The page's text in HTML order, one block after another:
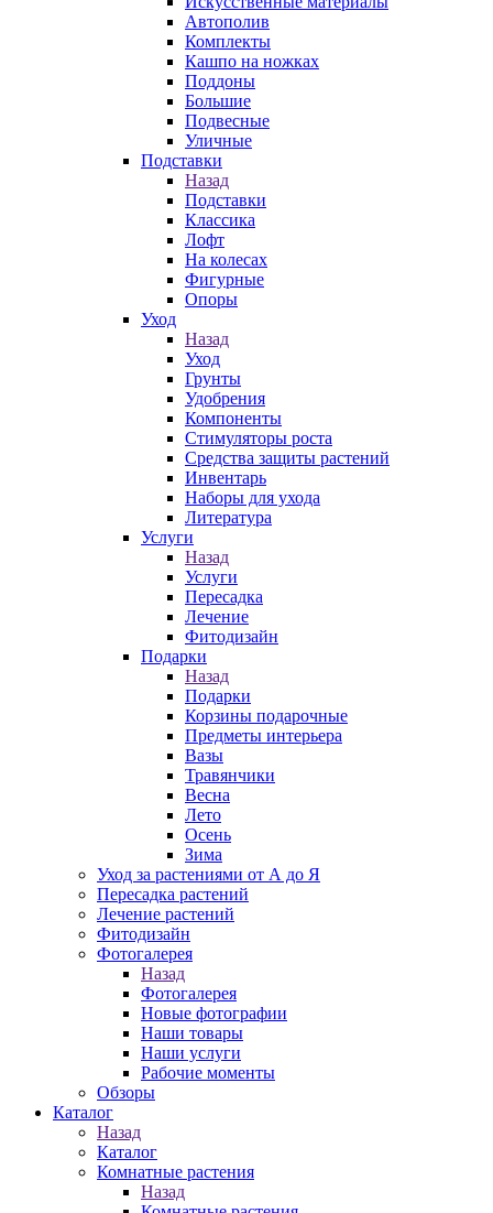
Автополив
Комплекты
Кашпо на ножках
Поддоны
Большие
Подвесные
Уличные
Подставки
Назад
Подставки
Классика
Лофт
На колесах
Фигурные
Опоры
Уход
Назад
Уход
Грунты
Удобрения
Компоненты
Стимуляторы роста
Средства защиты растений
Инвентарь
Наборы для ухода
Литература
Услуги
Назад
Услуги
Пересадка
Лечение
Фитодизайн
Подарки
Назад
Подарки
Корзины подарочные
Предметы интерьера
Вазы
Травянчики
Весна
Лето
Осень
Зима
Уход за растениями от А до Я
Пересадка растений
Лечение растений
Фитодизайн
Фотогалерея
Назад
Фотогалерея
Новые фотографии
Наши товары
Наши услуги
Рабочие моменты
Обзоры
Каталог
Назад
Каталог
Комнатные растения
Назад